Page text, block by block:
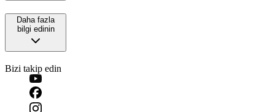
Daha fazla
bilgi edinin
Bizi takip edin